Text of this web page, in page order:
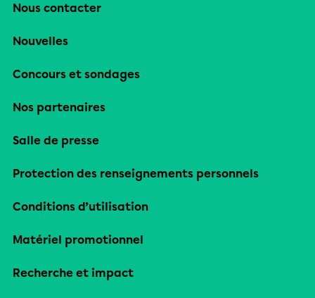
Nous contacter
Nouvelles
Concours et sondages
Nos partenaires
Salle de presse
Protection des renseignements personnels
Conditions d’utilisation
Matériel promotionnel
Recherche et impact